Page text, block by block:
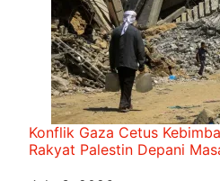
Konflik Gaza Cetus
Rakyat Palestin Depani